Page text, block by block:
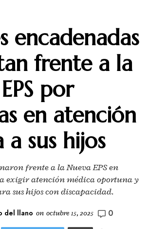
encadenadas
frente a la
por
en atención
a sus hijos
frente a la Nueva EPS en
exigir atención médica oportuna y
sus hijos con discapacidad.
del llano on octubre 15, 2025 0